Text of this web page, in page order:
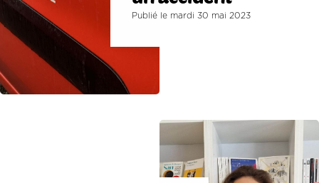
Publié le mardi 30 mai 2023